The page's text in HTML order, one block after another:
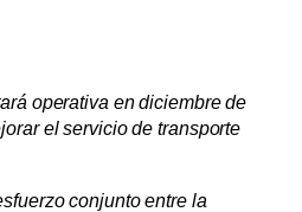
operativa en diciembre de
el servicio de transporte
conjunto entre la